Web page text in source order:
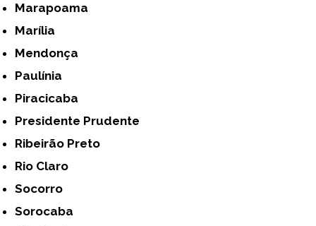
Marapoama
Marília
Mendonça
Paulínia
Piracicaba
Presidente Prudente
Ribeirão Preto
Rio Claro
Socorro
Sorocaba